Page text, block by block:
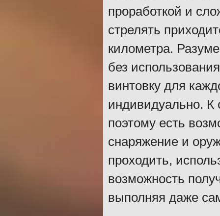
проработкой и
стрелять
километра.
без
винтовку для
индивидуально. К
поэтому есть
снаряжение и
проходить,
возможность
выполняя даже